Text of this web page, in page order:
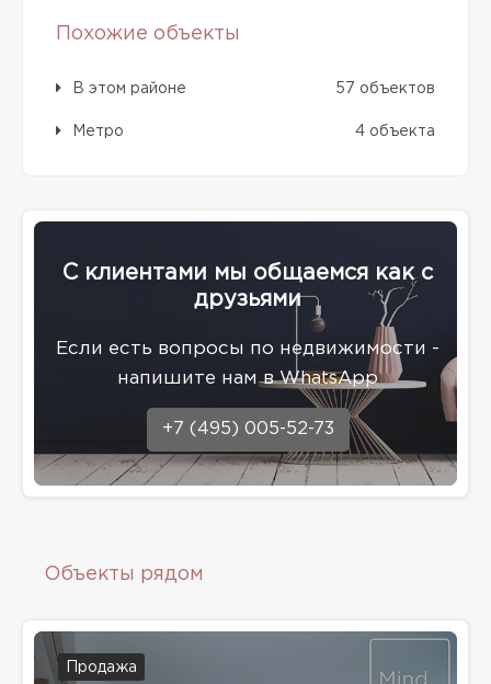
Похожие объекты
В этом районе 57 объектов
Метро 4 объекта
С клиентами мы общаемся как с
друзьями
Eсли есть вопросы по недвижимости -
напишите нам в WhatsApp
+7 (495) 005-52-73
Объекты рядом
Продажа